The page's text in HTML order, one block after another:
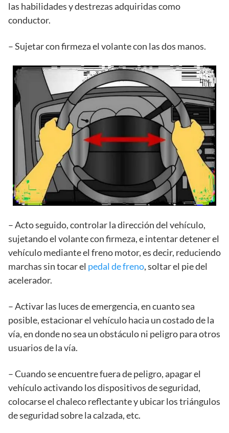
las habilidades y destrezas adquiridas como
conductor.
– Sujetar con firmeza el volante con las dos manos.
– Acto seguido, controlar la dirección del vehículo,
sujetando el volante con firmeza, e intentar detener el
vehículo mediante el freno motor, es decir, reduciendo
marchas sin tocar el pedal de freno, soltar el pie del
acelerador.
– Activar las luces de emergencia, en cuanto sea
posible, estacionar el vehículo hacia un costado de la
vía, en donde no sea un obstáculo ni peligro para otros
usuarios de la vía.
– Cuando se encuentre fuera de peligro, apagar el
vehículo activando los dispositivos de seguridad,
colocarse el chaleco reflectante y ubicar los triángulos
de seguridad sobre la calzada, etc.